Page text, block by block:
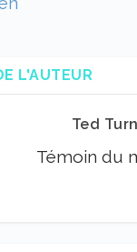
L'AUTEUR
Ted
Témoin du